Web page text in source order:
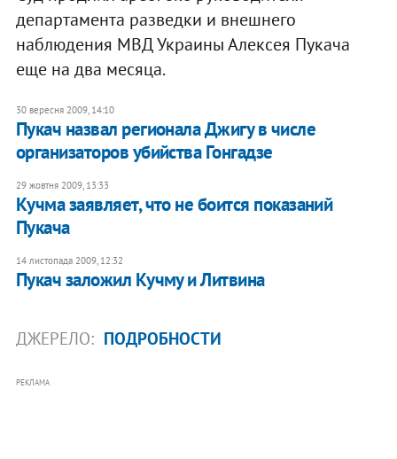
департамента разведки и внешнего
наблюдения МВД Украины Алексея Пукача
еще на два месяца.
30 вересня 2009, 14:10
Пукач назвал регионала Джигу в числе
организаторов убийства Гонгадзе
29 жовтня 2009, 13:33
Кучма заявляет, что не боится показаний
Пукача
14 листопада 2009, 12:32
Пукач заложил Кучму и Литвина
ДЖЕРЕЛО: ПОДРОБНОСТИ
РЕКЛАМА